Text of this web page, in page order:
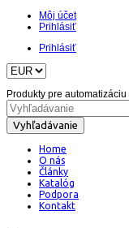
Môj účet
Prihlásiť
Prihlásiť
Produkty pre automatizáciu
Vyhľadávanie
Home
O nás
Články
Katalóg
Podpora
Kontakt